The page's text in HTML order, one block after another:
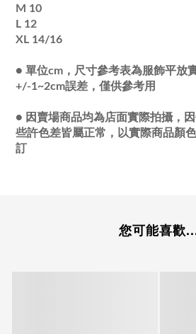
M 10
L 12
XL 14/16
● 單位cm，尺寸參考表為服飾平放
+/-1~2cm誤差，僅供參考用
● 因賣場商品均為店面實際拍攝，
些許色差皆屬正常，以實際商品顏
訂
您可能喜歡